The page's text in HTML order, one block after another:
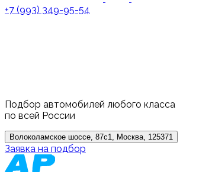
+7 (993) 349-95-54
Подбор автомобилей любого класса
по всей России
Волоколамское шоссе, 87с1, Москва, 125371
Заявка на подбор